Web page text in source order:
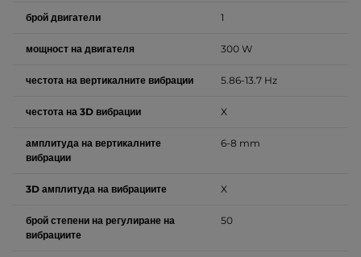
брой двигатели 1
мощност на двигателя 300 W
честота на вертикалните вибрации 5.86-13.7 Hz
честота на 3D вибрации X
амплитуда на вертикалните
вибрации
6-8 mm
3D амплитуда на вибрациите X
брой степени на регулиране на
вибрациите
50